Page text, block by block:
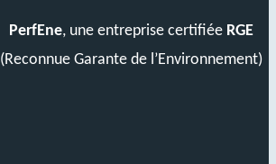
PerfEne, une entreprise certifiée RGE
(Reconnue Garante de l’Environnement)